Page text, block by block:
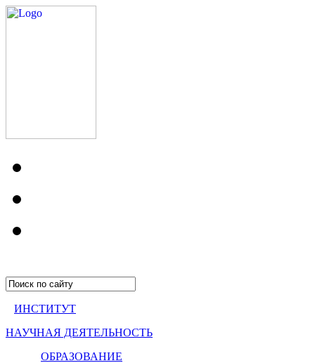
ИНСТИТУТ
НАУЧНАЯ ДЕЯТЕЛЬНОСТЬ
ОБРАЗОВАНИЕ